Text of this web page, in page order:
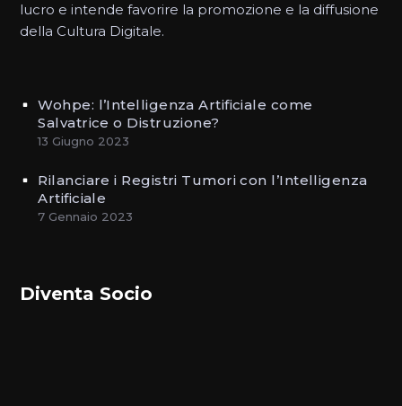
lucro e intende favorire la promozione e la diffusione
della Cultura Digitale.
Wohpe: l’Intelligenza Artificiale come
Salvatrice o Distruzione?
13 Giugno 2023
Rilanciare i Registri Tumori con l’Intelligenza
Artificiale
7 Gennaio 2023
Diventa Socio